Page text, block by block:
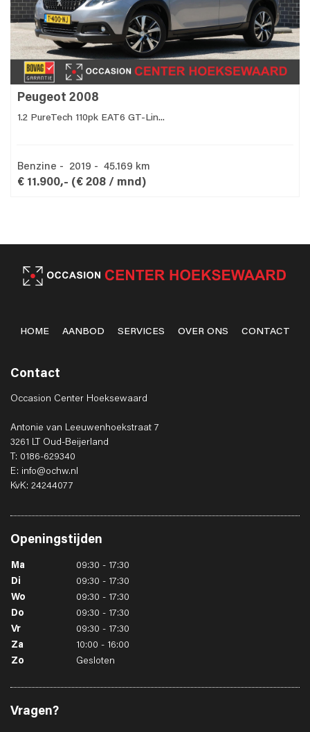
Peugeot 2008
1.2 PureTech 110pk EAT6 GT-Lin...
Benzine - 2019 - 45.169 km
€ 11.900,- (€ 208 / mnd)
HOME AANBOD SERVICES OVER ONS CONTACT
Contact
Occasion Center Hoeksewaard
Antonie van Leeuwenhoekstraat 7
3261 LT Oud-Beijerland
T: 0186-629340
E: info@ochw.nl
KvK: 24244077
Openingstijden
Ma
09:30 - 17:30
Di
09:30 - 17:30
Wo
09:30 - 17:30
Do
09:30 - 17:30
Vr
09:30 - 17:30
Za
10:00 - 16:00
Zo
Gesloten
Vragen?